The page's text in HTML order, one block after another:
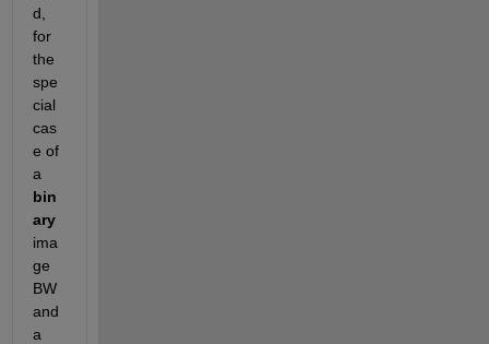
d,
for
the
spe
cial
cas
e of
bin
ary
ima
ge
BW
and
a